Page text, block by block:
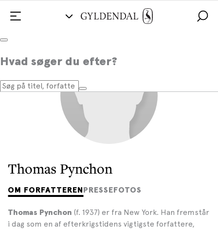
Hvad søger du efter?
Thomas Pynchon
OM FORFATTERENPRESSEFOTOS
Thomas Pynchon (f. 1937) er fra New York. Han fremstår
i dag som en af efterkrigstidens vigtigste forfattere,